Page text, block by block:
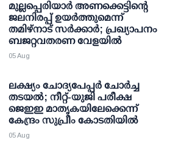
മുല്ലപ്പെരിയാര്‍ അണക്കെട്ടിന്റെ
ജലനിരപ്പ് ഉയര്‍ത്തുമെന്ന്
തമിഴ്‌നാട് സര്‍ക്കാര്‍; പ്രഖ്യാപനം
ബജറ്റവതരണ വേളയില്‍
05 Aug
ലക്ഷ്യം ചോദ്യപേപ്പര്‍ ചോര്‍ച്ച
തടയല്‍; നീറ്റ്-യുജി പരീക്ഷ
ജെഇഇ മാതൃകയിലേക്കെന്ന്
കേന്ദ്രം സുപ്രീം കോടതിയില്‍
05 Aug